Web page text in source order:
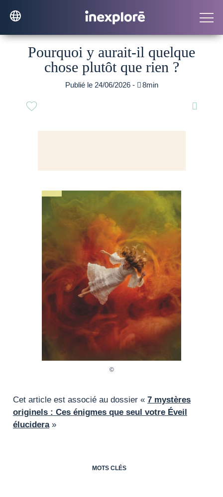
Pourquoi y aurait-il quelque
chose plutôt que rien ?
Publié le 24/06/2026 - 8min

Cet article est associé au dossier « 7 mystères
originels : Ces énigmes que seul votre Éveil
élucidera»
MOTS CLÉS